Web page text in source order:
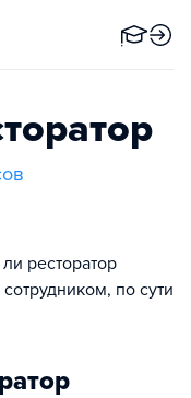
ресторатор
по сути